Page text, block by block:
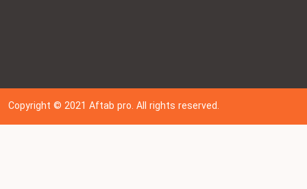
Copyright © 202 1Aftab pro. All rights reserved.